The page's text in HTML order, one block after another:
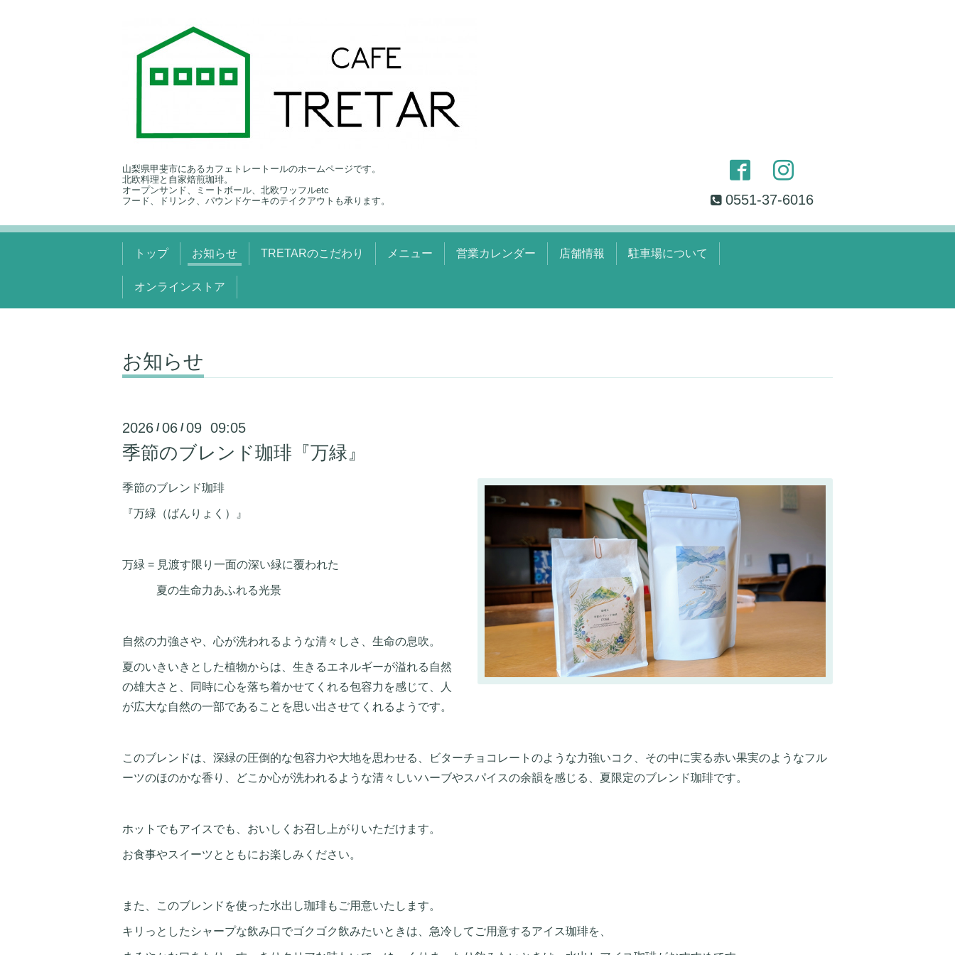
山梨県甲斐市にあるカフェトレートールのホームページです。
北欧料理と自家焙煎珈琲。
オープンサンド、ミートボール、北欧ワッフルetc
フード、ドリンク、パウンドケーキのテイクアウトも承ります。
0551-37-6016
トップ お知らせ TRETARのこだわり メニュー 営業カレンダー 店舗情報 駐車場について
オンラインストア
お知らせ
2026 /06 /09 09:05
季節のブレンド珈琲『万緑』
季節のブレンド珈琲
『万緑（ばんりょく）』
万緑 = 見渡す限り一面の深い緑に覆われた
夏の生命力あふれる光景
自然の力強さや、心が洗われるような清々しさ、生命の息吹。
夏のいきいきとした植物からは、生きるエネルギーが溢れる自然
の雄大さと、同時に心を落ち着かせてくれる包容力を感じて、人
が広大な自然の一部であることを思い出させてくれるようです。
このブレンドは、深緑の圧倒的な包容力や大地を思わせる、ビターチョコレートのような力強いコク、その中に実る赤い果実のようなフル
ーツのほのかな香り、どこか心が洗われるような清々しいハーブやスパイスの余韻を感じる、夏限定のブレンド珈琲です。
ホットでもアイスでも、おいしくお召し上がりいただけます。
お食事やスイーツとともにお楽しみください。
また、このブレンドを使った水出し珈琲もご用意いたします。
キリっとしたシャープな飲み口でゴクゴク飲みたいときは、急冷してご用意するアイス珈琲を、